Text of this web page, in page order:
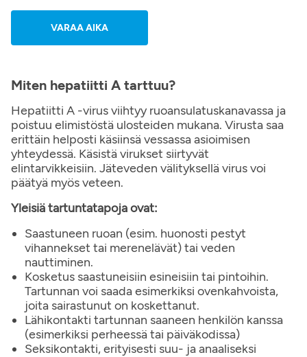
VARAA AIKA
Miten hepatiitti A tarttuu?
Hepatiitti A -virus viihtyy ruoansulatuskanavassa ja
poistuu elimistöstä ulosteiden mukana. Virusta saa
erittäin helposti käsiinsä vessassa asioimisen
yhteydessä. Käsistä virukset siirtyvät
elintarvikkeisiin. Jäteveden välityksellä virus voi
päätyä myös veteen.
Yleisiä tartuntatapoja ovat:
Saastuneen ruoan (esim. huonosti pestyt
vihannekset tai merenelävät) tai veden
nauttiminen.
Kosketus saastuneisiin esineisiin tai pintoihin.
Tartunnan voi saada esimerkiksi ovenkahvoista,
joita sairastunut on koskettanut.
Lähikontakti tartunnan saaneen henkilön kanssa
(esimerkiksi perheessä tai päiväkodissa)
Seksikontakti, erityisesti suu- ja anaaliseksi